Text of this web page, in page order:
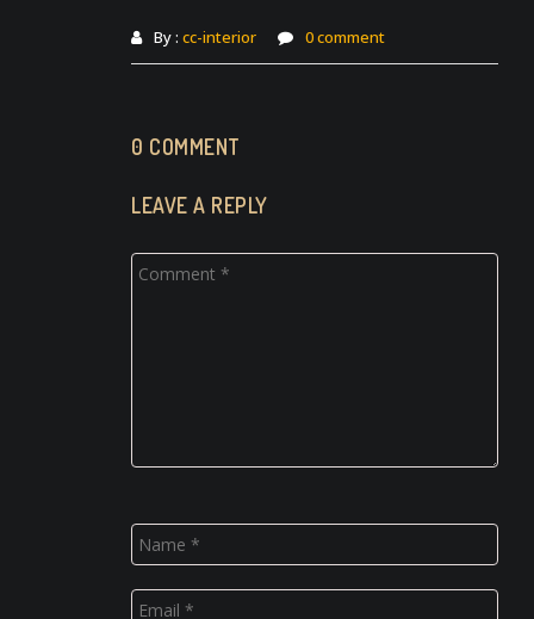
By : cc-interior 0 comment
0 COMMENT
LEAVE A REPLY